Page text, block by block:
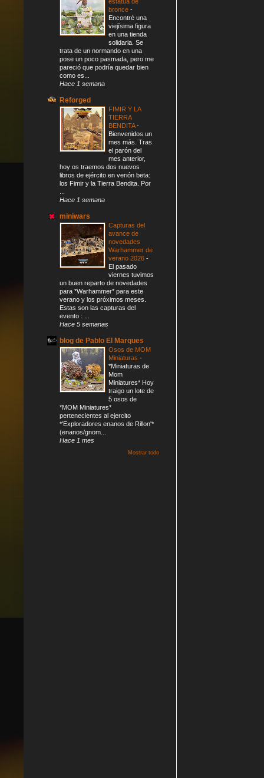
bronce -
Encontré una
viejísima figura
en una tienda
solidaria. Se
trata de un normando en una
pose un poco pasmada, pero me
pareció que podría quedar bien
como es...
Hace 1 semana
Reforged
FIMIR Y LA
TIERRA
BENDITA-
Bienvenidos un
mes más. Tras
el parón del
mes anterior,
hoy os traemos dos nuevos
libros de ejército en verión beta:
los Fimir y la Tierra Bendita. Por
Hace 1 semana
miniwars
Capturas del
avance de
novedades
Warhammer de
verano 2026 -
El pasado
viernes tuvimos
un buen reparto de novedades
para *Warhammer* para este
verano y los próximos meses.
Estas son las capturas del
evento : ...
Hace 5 semanas
blog de Pablo El Marques
Osos de MOM
Miniaturas -
*Miniaturas de
Mom
Miniatures* Hoy
traigo un lote de
5 osos de
*MOM Miniatures*
pertenecientes al ejercito
*'Exploradores enanos de Rillon'*
(enanos/gnom...
Hace 1 mes
Mostrar todo